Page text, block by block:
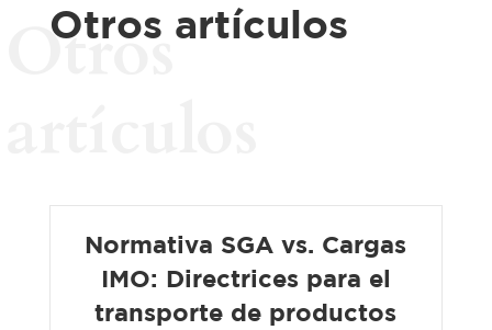
Otros artículos
Otros
Normativa SGA vs. Cargas
IMO: Directrices para el
transporte de productos